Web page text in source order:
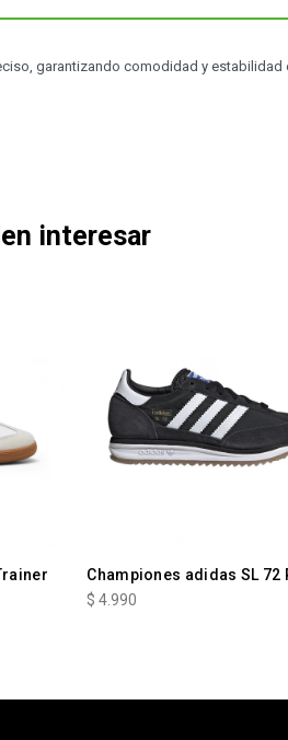
garantizando comodidad y estabilidad
interesar
Championes adidas SL 72
$ 4.990